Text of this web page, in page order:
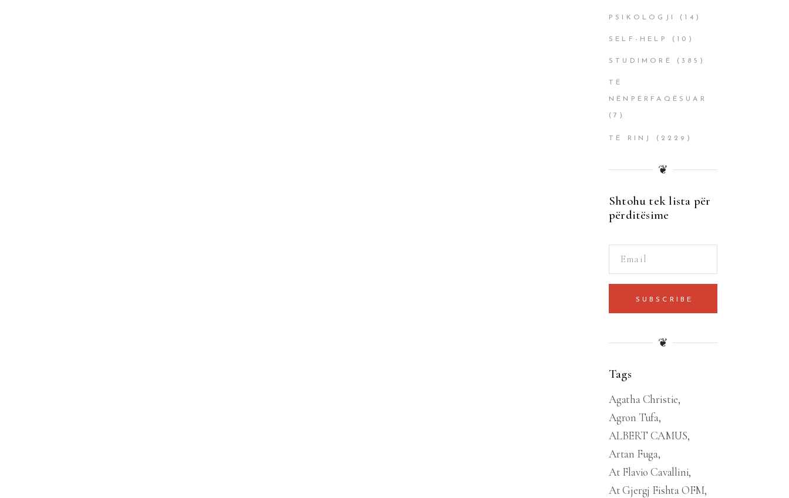
PSIKOLOGJI (14)
SELF-HELP (10)
STUDIMORË (385)
TË
NËNPËRFAQËSUAR
(7)
TË RINJ (2229)
❦
Shtohu tek lista për
përditësime
SUBSCRIBE
❦
Tags
Agatha Christie
Agron Tufa
ALBERT CAMUS
Artan Fuga
At Flavio Cavallini
At Gjergj Fishta OFM